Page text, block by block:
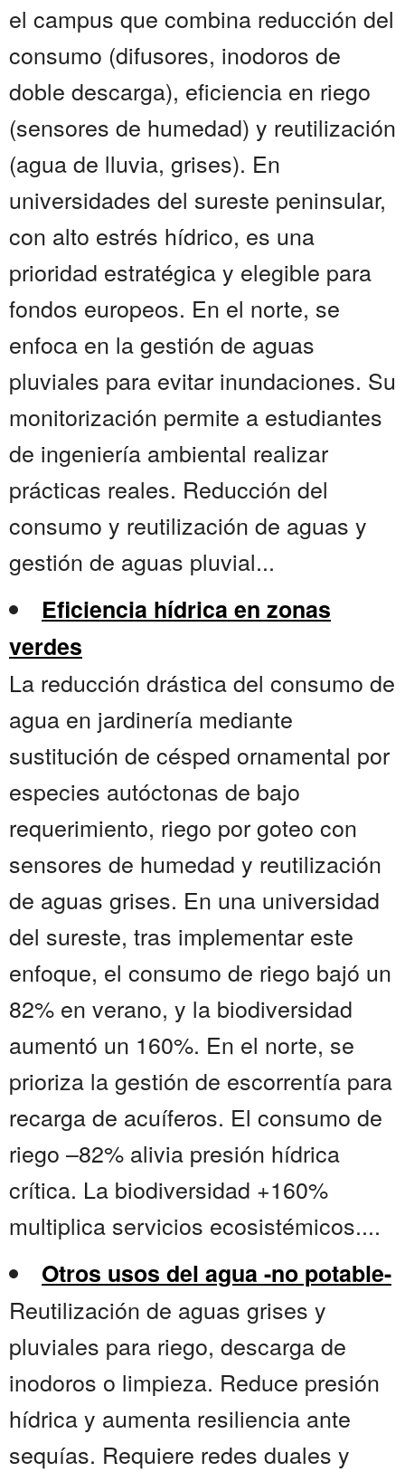
el campus que combina reducción del
consumo (difusores, inodoros de
doble descarga), eficiencia en riego
(sensores de humedad) y reutilización
(agua de lluvia, grises). En
universidades del sureste peninsular,
con alto estrés hídrico, es una
prioridad estratégica y elegible para
fondos europeos. En el norte, se
enfoca en la gestión de aguas
pluviales para evitar inundaciones. Su
monitorización permite a estudiantes
de ingeniería ambiental realizar
prácticas reales. Reducción del
consumo y reutilización de aguas y
gestión de aguas pluvial...
Eficiencia hídrica en zonas
verdes
La reducción drástica del consumo de
agua en jardinería mediante
sustitución de césped ornamental por
especies autóctonas de bajo
requerimiento, riego por goteo con
sensores de humedad y reutilización
de aguas grises. En una universidad
del sureste, tras implementar este
enfoque, el consumo de riego bajó un
82% en verano, y la biodiversidad
aumentó un 160%. En el norte, se
prioriza la gestión de escorrentía para
recarga de acuíferos. El consumo de
riego –82% alivia presión hídrica
crítica. La biodiversidad +160%
multiplica servicios ecosistémicos....
Otros usos del agua -no potable-
Reutilización de aguas grises y
pluviales para riego, descarga de
inodoros o limpieza. Reduce presión
hídrica y aumenta resiliencia ante
sequías. Requiere redes duales y